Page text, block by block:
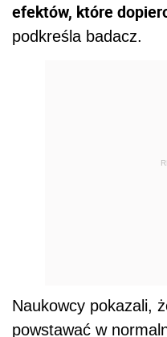
efektów, które
podkreśla badacz.
Naukowcy pokazali,
powstawać w